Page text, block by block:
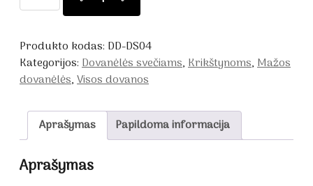
Dovanėlės
per
Krikštynas
Produkto kodas: DD-DS04
Kategorijos:Dovanėlės svečiams,Krikštynoms,Mažos
dovanėlės,Visos dovanos
Aprašymas Papildoma informacija
Aprašymas